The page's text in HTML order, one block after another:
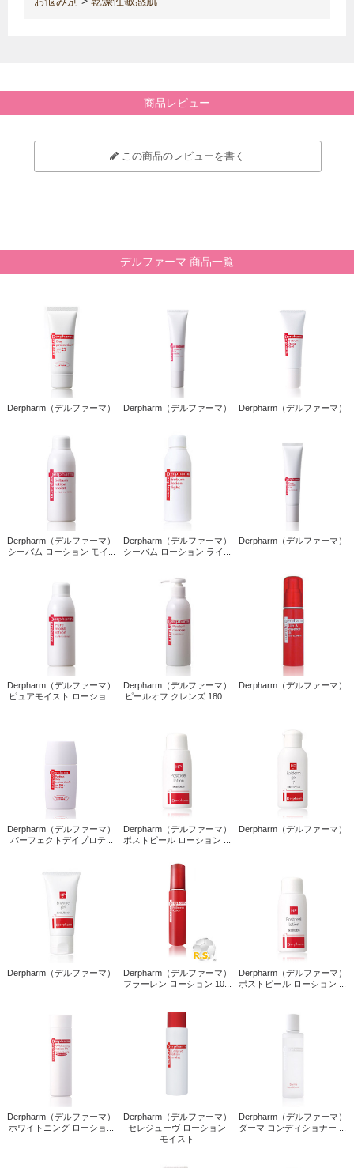
商品レビュー
この商品のレビューを書く
デルファーマ 商品一覧
Derpharm（デルファーマ） Derpharm（デルファーマ） Derpharm（デルファーマ）
Derpharm（デルファーマ）
シーバム ローション モイ...
Derpharm（デルファーマ）
シーバム ローション ライ...
Derpharm（デルファーマ）
Derpharm（デルファーマ）
ピュアモイスト ローショ...
Derpharm（デルファーマ）
ピールオフ クレンズ 180...
Derpharm（デルファーマ）
Derpharm（デルファーマ）
パーフェクトデイプロテ...
Derpharm（デルファーマ）
ポストピール ローション ...
Derpharm（デルファーマ）
Derpharm（デルファーマ）
Derpharm（デルファーマ）
フラーレン ローション 10...
Derpharm（デルファーマ）
ポストピール ローション ...
Derpharm（デルファーマ）
ホワイトニング ローショ...
Derpharm（デルファーマ）
セレジューヴ ローション
モイスト
Derpharm（デルファーマ）
ダーマ コンディショナー ...